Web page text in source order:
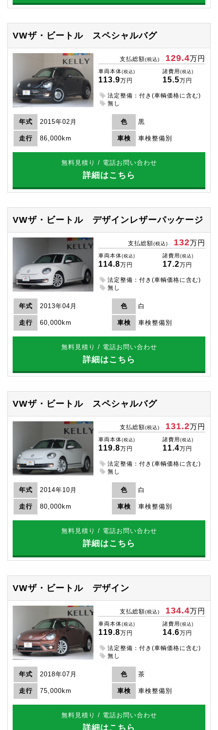
VWザ・ビートル スペシャルバグ
支払総額(税込) 129.4万円
車両本体(税込)
113.9万円
諸費用(税込)
15.5万円
法定整備：付き(車輌価格に含む)
無し
年式 2015年02月 色 黒
走行 86,000km 車検 車検整備別
無料見積り / 電話お問い合わせ
詳細はこちら
VWザ・ビートル デザインレザーパッケージ
支払総額(税込) 132万円
車両本体(税込)
114.8万円
諸費用(税込)
17.2万円
法定整備：付き(車輌価格に含む)
無し
年式 2013年04月 色 白
走行 60,000km 車検 車検整備別
無料見積り / 電話お問い合わせ
詳細はこちら
VWザ・ビートル スペシャルバグ
支払総額(税込) 131.2万円
車両本体(税込)
119.8万円
諸費用(税込)
11.4万円
法定整備：付き(車輌価格に含む)
無し
年式 2014年10月 色 白
走行 80,000km 車検 車検整備別
無料見積り / 電話お問い合わせ
詳細はこちら
VWザ・ビートル デザイン
支払総額(税込) 134.4万円
車両本体(税込)
119.8万円
諸費用(税込)
14.6万円
法定整備：付き(車輌価格に含む)
無し
年式 2018年07月 色 茶
走行 75,000km 車検 車検整備別
無料見積り / 電話お問い合わせ
詳細はこちら